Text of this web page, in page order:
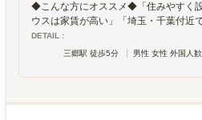
◆こんな方にオススメ◆「住みやすく
ウスは家賃が高い」「埼玉・千葉付近
DETAIL :
三郷駅 徒歩5分
男性 女性 外国人